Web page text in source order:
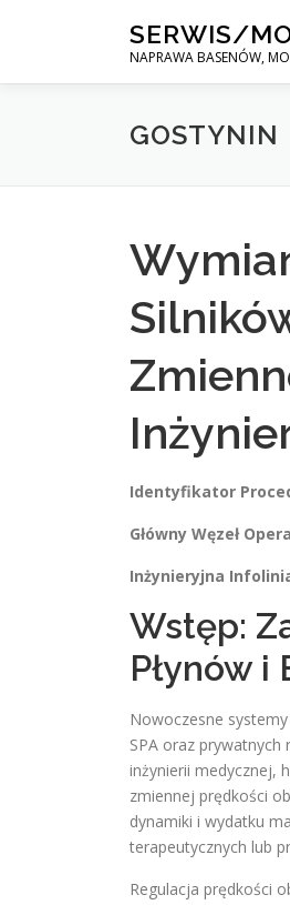
SERWIS/
NAPRAWA BASENÓW,
GOSTYNIN
Identyfikator
Główny Węzeł
Inżynieryjna
Wstęp:
Płynów
Nowoczesne
SPA oraz
inżynierii medycznej,
zmiennej prędkości
dynamiki i wydatku
terapeutycznych lub
Regulacja prędkości